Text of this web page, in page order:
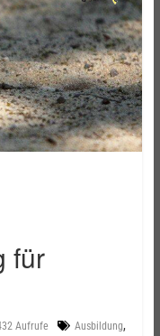
für
Aufrufe Ausbildung,